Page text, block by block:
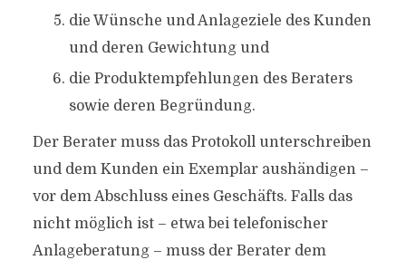
die Wünsche und Anlageziele des Kunden
und deren Gewichtung und
die Produktempfehlungen des Beraters
sowie deren Begründung.
Der Berater muss das Protokoll unterschreiben
und dem Kunden ein Exemplar aushändigen –
vor dem Abschluss eines Geschäfts. Falls das
nicht möglich ist – etwa bei telefonischer
Anlageberatung – muss der Berater dem